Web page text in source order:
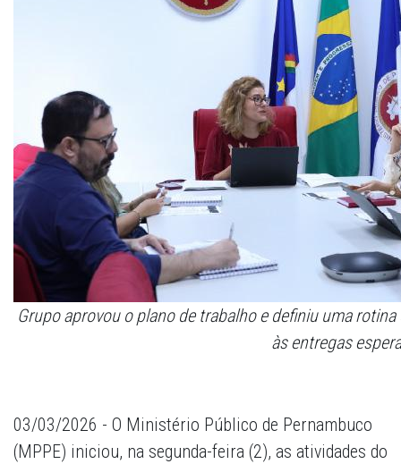
Grupo aprovou o plano de trabalho e definiu uma
às entregas
03/03/2026 - O Ministério Público de Pernambuco
(MPPE) iniciou, na segunda-feira (2), as atividades do